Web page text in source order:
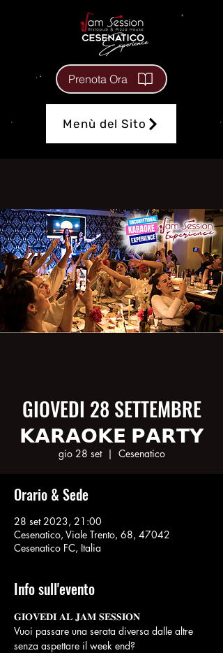
Menù del Sito
Prenota Ora
GIOVEDI 28 SETTEMBRE
𝗞𝗔𝗥𝗔𝗢𝗞𝗘 𝗣𝗔𝗥𝗧𝗬
gio 28 set
  |
Cesenatico
Orario & Sede
28 set 2023, 21:00
Cesenatico, Viale Trento, 68, 47042
Cesenatico FC, Italia
Info sull'evento
𝐆𝐈𝐎𝐕𝐄𝐃𝐈 𝐀𝐋 𝐉𝐀𝐌 𝐒𝐄𝐒𝐒𝐈𝐎𝐍
Vuoi passare una serata diversa dalle altre
senza aspettare il week end?